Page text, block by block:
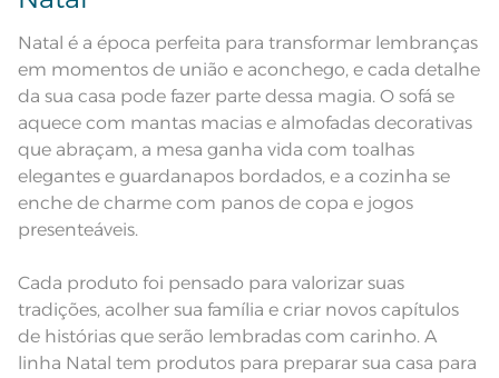
produto.
Linha Sempre limpa
Natal é a época perfeita para transformar lembranças
em momentos de união e aconchego, e cada detalhe
da sua casa pode fazer parte dessa magia. O sofá se
aquece com mantas macias e almofadas decorativas
que abraçam, a mesa ganha vida com toalhas
elegantes e guardanapos bordados, e a cozinha se
enche de charme com panos de copa e jogos
presenteáveis.
Cada produto foi pensado para valorizar suas
tradições, acolher sua família e criar novos capítulos
de histórias que serão lembradas com carinho. A
linha Natal tem produtos para preparar sua casa para